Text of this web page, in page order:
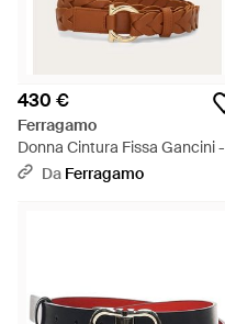
430 €
Ferragamo
Donna Cintura Fissa Gancini -
Bianco
Da Ferragamo